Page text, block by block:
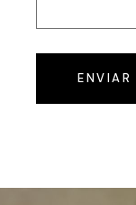
ENVIAR